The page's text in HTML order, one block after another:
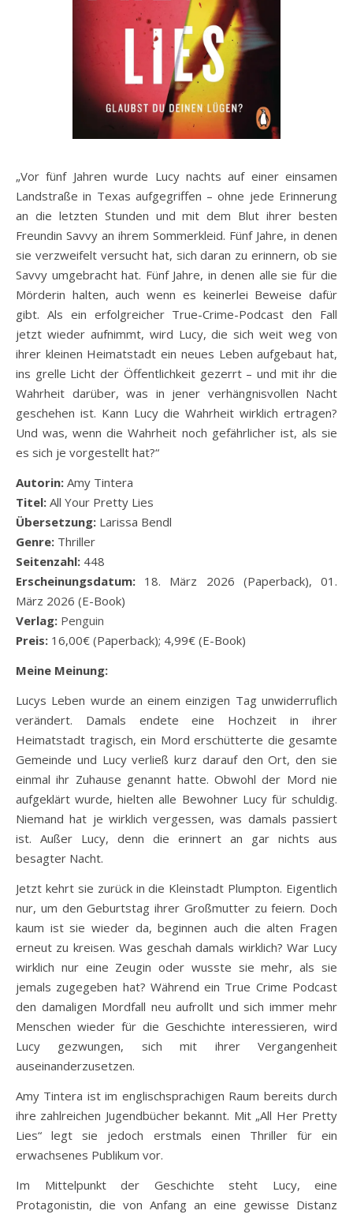
„Vor fünf Jahren wurde Lucy nachts auf einer einsamen
Landstraße in Texas aufgegriffen – ohne jede Erinnerung
an die letzten Stunden und mit dem Blut ihrer besten
Freundin Savvy an ihrem Sommerkleid. Fünf Jahre, in denen
sie verzweifelt versucht hat, sich daran zu erinnern, ob sie
Savvy umgebracht hat. Fünf Jahre, in denen alle sie für die
Mörderin halten, auch wenn es keinerlei Beweise dafür
gibt. Als ein erfolgreicher True-Crime-Podcast den Fall
jetzt wieder aufnimmt, wird Lucy, die sich weit weg von
ihrer kleinen Heimatstadt ein neues Leben aufgebaut hat,
ins grelle Licht der Öffentlichkeit gezerrt – und mit ihr die
Wahrheit darüber, was in jener verhängnisvollen Nacht
geschehen ist. Kann Lucy die Wahrheit wirklich ertragen?
Und was, wenn die Wahrheit noch gefährlicher ist, als sie
es sich je vorgestellt hat?“
Autorin: Amy Tintera
Titel: All Your Pretty Lies
Übersetzung: Larissa Bendl
Genre: Thriller
Seitenzahl: 448
Erscheinungsdatum: 18. März 2026 (Paperback), 01.
März 2026 (E-Book)
Verlag: Penguin
Preis: 16,00€ (Paperback); 4,99€ (E-Book)
Meine Meinung:
Lucys Leben wurde an einem einzigen Tag unwiderruflich
verändert. Damals endete eine Hochzeit in ihrer
Heimatstadt tragisch, ein Mord erschütterte die gesamte
Gemeinde und Lucy verließ kurz darauf den Ort, den sie
einmal ihr Zuhause genannt hatte. Obwohl der Mord nie
aufgeklärt wurde, hielten alle Bewohner Lucy für schuldig.
Niemand hat je wirklich vergessen, was damals passiert
ist. Außer Lucy, denn die erinnert an gar nichts aus
besagter Nacht.
Jetzt kehrt sie zurück in die Kleinstadt Plumpton. Eigentlich
nur, um den Geburtstag ihrer Großmutter zu feiern. Doch
kaum ist sie wieder da, beginnen auch die alten Fragen
erneut zu kreisen. Was geschah damals wirklich? War Lucy
wirklich nur eine Zeugin oder wusste sie mehr, als sie
jemals zugegeben hat? Während ein True Crime Podcast
den damaligen Mordfall neu aufrollt und sich immer mehr
Menschen wieder für die Geschichte interessieren, wird
Lucy gezwungen, sich mit ihrer Vergangenheit
auseinanderzusetzen.
Amy Tintera ist im englischsprachigen Raum bereits durch
ihre zahlreichen Jugendbücher bekannt. Mit „All Her Pretty
Lies“ legt sie jedoch erstmals einen Thriller für ein
erwachsenes Publikum vor.
Im Mittelpunkt der Geschichte steht Lucy, eine
Protagonistin, die von Anfang an eine gewisse Distanz